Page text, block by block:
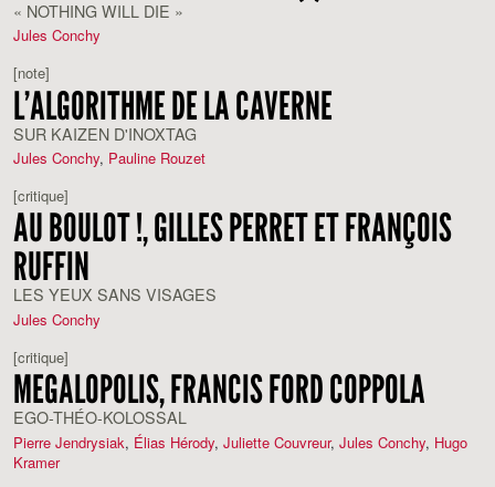
« NOTHING WILL DIE »
Jules Conchy
[note]
L’ALGORITHME DE LA CAVERNE
SUR KAIZEN D'INOXTAG
Jules Conchy, Pauline Rouzet
[critique]
AU BOULOT !, GILLES PERRET ET FRANÇOIS
RUFFIN
LES YEUX SANS VISAGES
Jules Conchy
[critique]
MEGALOPOLIS, FRANCIS FORD COPPOLA
EGO-THÉO-KOLOSSAL
Pierre Jendrysiak, Élias Hérody, Juliette Couvreur, Jules Conchy, Hugo
Kramer